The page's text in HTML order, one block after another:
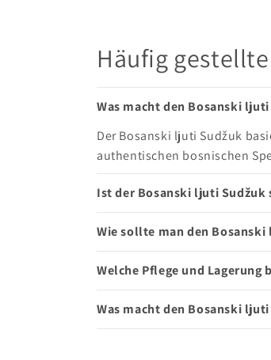
Häufig
Was macht den Bosanski
Der Bosanski ljuti Sudžuk
authentischen bosnischen
Ist der Bosanski ljuti Sudžuk
Wie sollte man den
Welche Pflege und
Was macht den Bosanski